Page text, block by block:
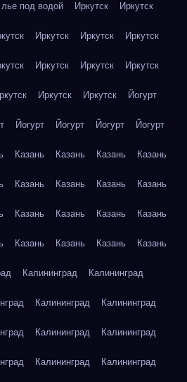
под водой Иркутск Иркутск
Иркутск Иркутск Иркутск
Иркутск Иркутск Иркутск
Иркутск Иркутск Йогурт
Йогурт Йогурт Йогурт Йогурт
Казань Казань Казань Казань
Казань Казань Казань Казань
Казань Казань Казань Казань
Казань Казань Казань Казань
Калининград Калининград
Калининград Калининград
Калининград Калининград
Калининград Калининград